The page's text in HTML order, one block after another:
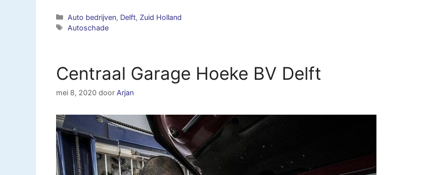
Categorieën
Auto bedrijven, Delft, Zuid Holland
Tags
Autoschade
Centraal Garage Hoeke BV Delft
mei 8, 2020 door Arjan